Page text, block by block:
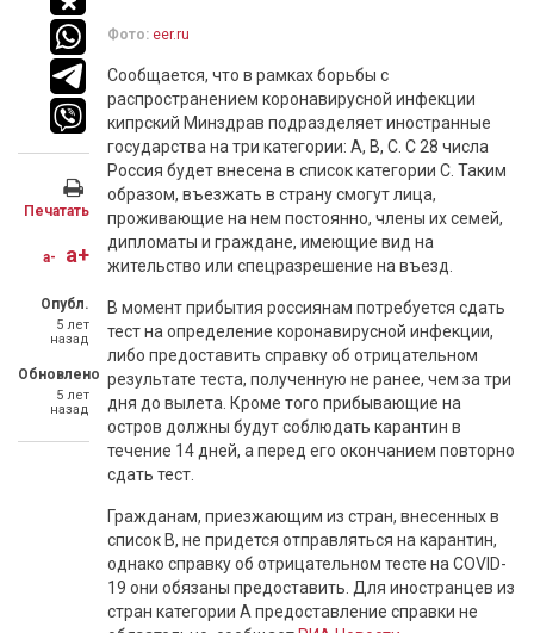
Печатать
a- a+
Опубл.
5 лет
назад
Обновлено
5 лет
назад
Фото: eer.ru
Сообщается, что в рамках борьбы с
распространением коронавирусной инфекции
кипрский Минздрав подразделяет иностранные
государства на три категории: А, В, С. С 28 числа
Россия будет внесена в список категории С. Таким
образом, въезжать в страну смогут лица,
проживающие на нем постоянно, члены их семей,
дипломаты и граждане, имеющие вид на
жительство или спецразрешение на въезд.
В момент прибытия россиянам потребуется сдать
тест на определение коронавирусной инфекции,
либо предоставить справку об отрицательном
результате теста, полученную не ранее, чем за три
дня до вылета. Кроме того прибывающие на
остров должны будут соблюдать карантин в
течение 14 дней, а перед его окончанием повторно
сдать тест.
Гражданам, приезжающим из стран, внесенных в
список В, не придется отправляться на карантин,
однако справку об отрицательном тесте на COVID-
19 они обязаны предоставить. Для иностранцев из
стран категории А предоставление справки не